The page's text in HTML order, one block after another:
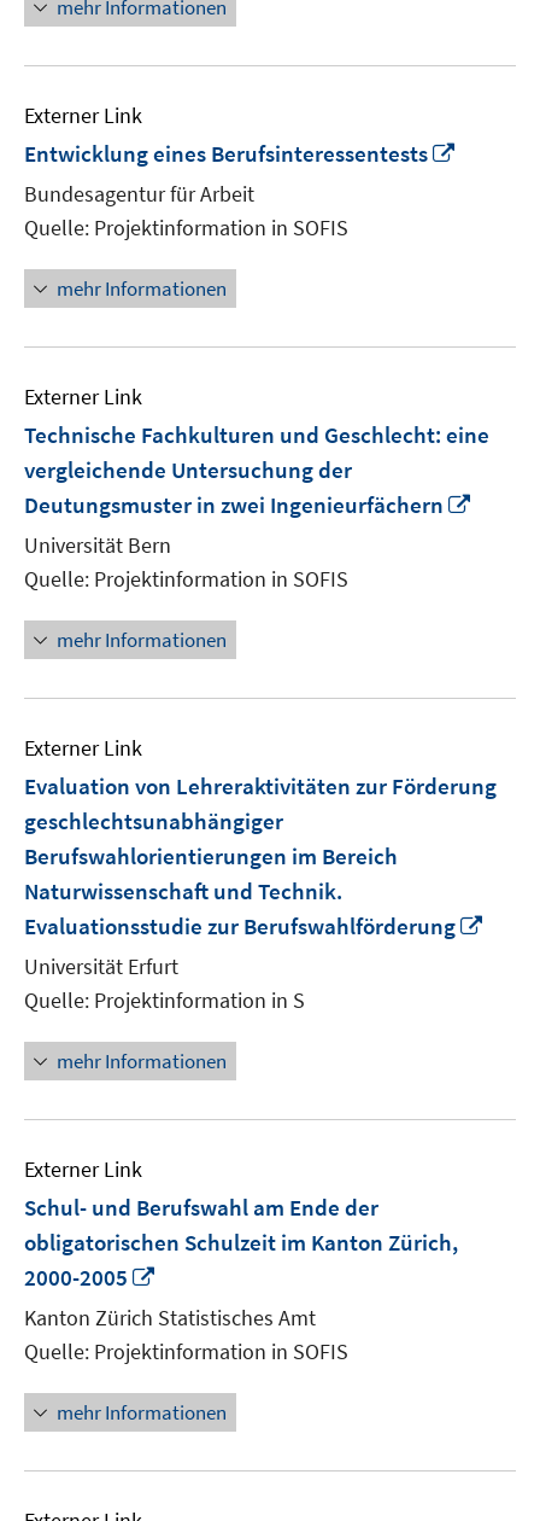
öffnen
mehr Informationen
Externer Link
Entwicklung eines Berufsinteressentests
Bundesagentur für Arbeit
Quelle: Projektinformation in SOFIS
mehr Informationen
Externer Link
Technische Fachkulturen und Geschlecht: eine
vergleichende Untersuchung der
Deutungsmuster in zwei Ingenieurfächern
Universität Bern
Quelle: Projektinformation in SOFIS
mehr Informationen
Externer Link
Evaluation von Lehreraktivitäten zur Förderung
geschlechtsunabhängiger
Berufswahlorientierungen im Bereich
Naturwissenschaft und Technik.
Evaluationsstudie zur Berufswahlförderung
Universität Erfurt
Quelle: Projektinformation in S
mehr Informationen
Externer Link
Schul- und Berufswahl am Ende der
obligatorischen Schulzeit im Kanton Zürich,
2000-2005
neuem
Fenster
öffnen
Kanton Zürich Statistisches Amt
Quelle: Projektinformation in SOFIS
mehr Informationen